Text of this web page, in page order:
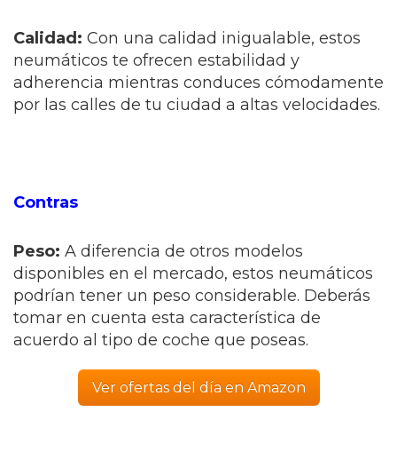
Calidad: Con una calidad inigualable, estos
neumáticos te ofrecen estabilidad y
adherencia mientras conduces cómodamente
por las calles de tu ciudad a altas velocidades.
Contras
Peso: A diferencia de otros modelos
disponibles en el mercado, estos neumáticos
podrían tener un peso considerable. Deberás
tomar en cuenta esta característica de
acuerdo al tipo de coche que poseas.
Ver ofertas del día en Amazon